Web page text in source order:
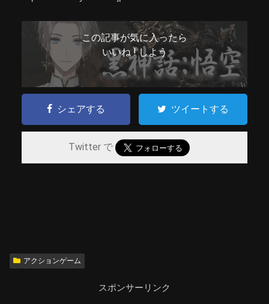
この記事が気に入ったら
いいね ! しよう
シェアする ツイートする
Twitter で
アクションゲーム
スポンサーリンク